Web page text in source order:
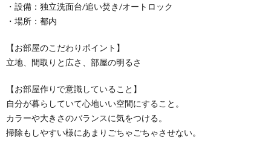
・設備：独立洗面台/追い焚き/オートロック
・場所：都内
【お部屋のこだわりポイント】
立地、間取りと広さ、部屋の明るさ
【お部屋作りで意識していること】
自分が暮らしていて心地いい空間にすること。
カラーや大きさのバランスに気をつける。
掃除もしやすい様にあまりごちゃごちゃさせない。